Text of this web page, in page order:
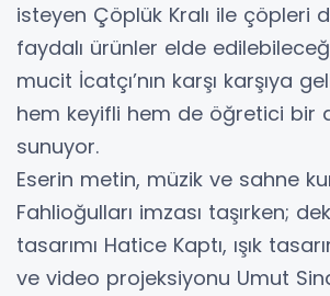
isteyen Çöplük Kralı ile çöpleri
faydalı ürünler elde
mucit İcatçı’nın karşı karşıya
hem keyifli hem de öğretici bir
sunuyor.
Eserin metin, müzik ve sahne
Fahlioğulları imzası taşırken;
tasarımı Hatice Kaptı, ışık
ve video projeksiyonu Umut